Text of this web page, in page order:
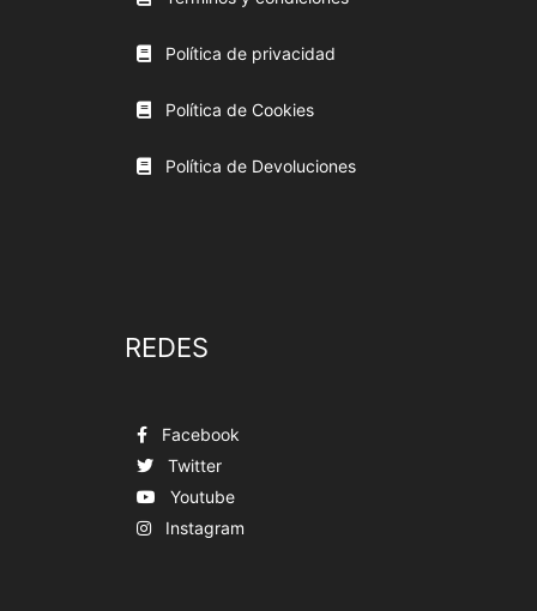
Política de privacidad
Política de Cookies
Política de Devoluciones
REDES
Facebook
Twitter
Youtube
Instagram